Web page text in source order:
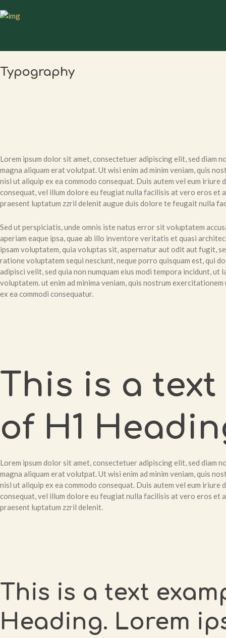
Typography
Lorem ipsum dolor sit amet, consectetuer adipiscing elit, sed diam
magna aliquam erat volutpat. Ut wisi enim ad minim veniam, quis
nisl ut aliquip ex ea commodo consequat. Duis autem vel eum
consequat, vel illum dolore eu feugiat nulla facilisis at vero eros et
praesent luptatum zzril delenit augue duis dolore te feugait nulla
Sed ut perspiciatis, unde omnis iste natus error sit voluptatem
aperiam eaque ipsa, quae ab illo inventore veritatis et quasi
ipsam voluptatem, quia voluptas sit, aspernatur aut odit aut fugit,
ratione voluptatem sequi nesciunt, neque porro quisquam est, qui
adipisci velit, sed quia non numquam eius modi tempora incidunt, ut
voluptatem. ut enim ad minima veniam, quis nostrum
ex ea commodi consequatur.
This is a text
of H1
Lorem ipsum dolor sit amet, consectetuer adipiscing elit, sed diam
magna aliquam erat volutpat. Ut wisi enim ad minim veniam, quis
nisl ut aliquip ex ea commodo consequat. Duis autem vel eum
consequat, vel illum dolore eu feugiat nulla facilisis at vero eros et
praesent luptatum zzril delenit.
This is a text
Heading. Lorem